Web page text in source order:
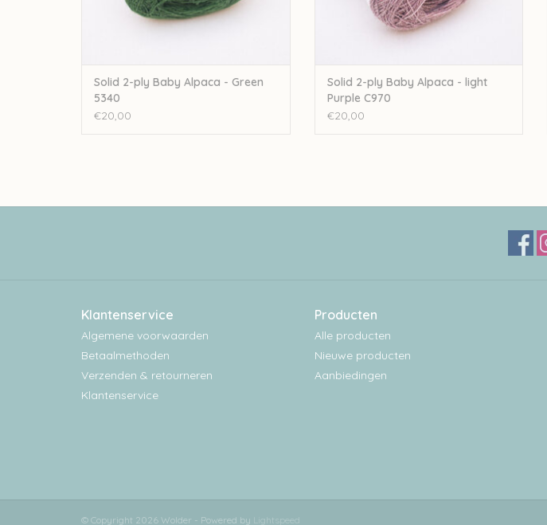
Solid 2-ply Baby Alpaca - Green
5340
€20,00
Solid 2-ply Baby Alpaca - light
Purple C970
€20,00
Klantenservice
Algemene voorwaarden
Betaalmethoden
Verzenden & retourneren
Klantenservice
Producten
Alle producten
Nieuwe producten
Aanbiedingen
© Copyright 2026 Wolder - Powered by Lightspeed